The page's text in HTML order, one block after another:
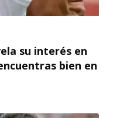
su interés en
bien en